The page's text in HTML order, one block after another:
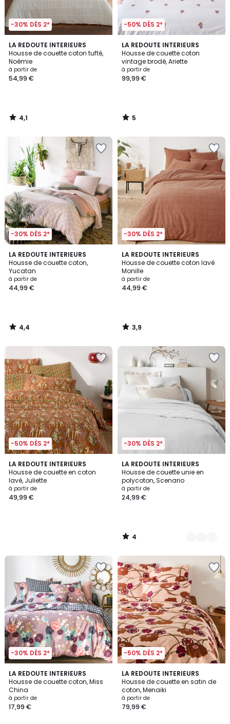
-30% DÈS 2*
LA REDOUTE INTERIEURS
Housse de couette coton tufté,
Noémie
à partir de
54,99 €
4,1
/ 5
4,1
/
-50% DÈS 2*
LA REDOUTE INTERIEURS
Housse de couette coton
vintage brodé, Ariette
à partir de
99,99 €
5
/
5
5
/
-30% DÈS 2*
LA REDOUTE INTERIEURS
Housse de couette coton,
Yucatan
à partir de
44,99 €
4,4
/ 5
4,4
/
-30% DÈS 2*
LA REDOUTE INTERIEURS
Housse de couette coton lavé
Monille
à partir de
44,99 €
3,9
/ 5
3,9
/
-50% DÈS 2*
LA REDOUTE INTERIEURS
Housse de couette en coton
lavé, Juliette
à partir de
49,99 €
-30% DÈS 2*
LA REDOUTE INTERIEURS
Housse de couette unie en
polycoton, Scenario
à partir de
24,99 €
4
/
5
15
Couleurs
4
/
-30% DÈS 2*
LA REDOUTE INTERIEURS
Housse de couette coton, Miss
China
à partir de
17,99 €
4,4
/ 5
-50% DÈS 2*
LA REDOUTE INTERIEURS
Housse de couette en satin de
coton, Menaiki
à partir de
79,99 €
4,2
/ 5